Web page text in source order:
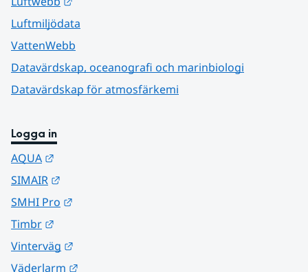
Luftmiljödata
VattenWebb
Datavärdskap, oceanografi och marinbiologi
Datavärdskap för atmosfärkemi
Logga in
AQUA
SIMAIR
SMHI Pro
Timbr
Vinterväg
Väderlarm